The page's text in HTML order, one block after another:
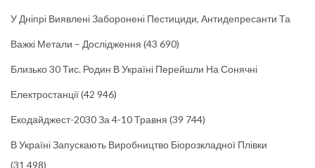
У Дніпрі Виявлені Заборонені Пестициди, Антидепресанти Та
Важкі Метали – Дослідження (43 690)
Близько 30 Тис. Родин В Україні Перейшли На Сонячні
Електростанції(42 946)
Екодайджест-2030 За 4-10 Травня (39 744)
В Україні Запускають Виробництво Біорозкладної Плівки
(31 498)